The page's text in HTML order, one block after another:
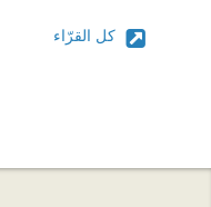
كل القرّاء